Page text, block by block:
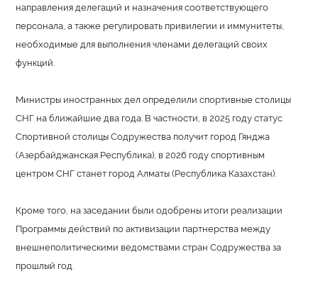
направления делегаций и назначения соответствующего
персонала, а также регулировать привилегии и иммунитеты,
необходимые для выполнения членами делегаций своих
функций.
Министры иностранных дел определили спортивные столицы
СНГ на ближайшие два года. В частности, в 2025 году статус
Спортивной столицы Содружества получит город Гянджа
(Азербайджанская Республика), в 2026 году спортивным
центром СНГ станет город Алматы (Республика Казахстан).
Кроме того, на заседании были одобрены итоги реализации
Программы действий по активизации партнерства между
внешнеполитическими ведомствами стран Содружества за
прошлый год.